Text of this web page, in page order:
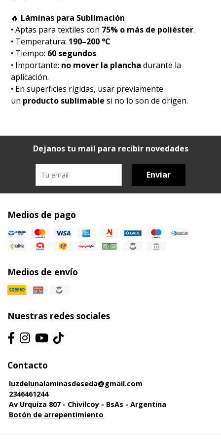
🔥 Láminas para Sublimación
• Aptas para textiles con 75% o más de poliéster.
• Temperatura: 190–200 °C
• Tiempo: 60 segundos
• Importante: no mover la plancha durante la
aplicación.
• En superficies rígidas, usar previamente
un producto sublimable si no lo son de origen.
Dejanos tu mail para recibir novedades
Enviar
Medios de pago
Medios de envío
Nuestras redes sociales
Contacto
luzdelunalaminasdeseda@gmail.com
2346461244
Av Urquiza 807 - Chivilcoy - BsAs - Argentina
Botón de arrepentimiento